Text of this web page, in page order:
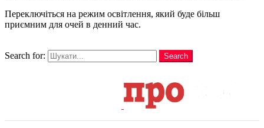
Переключіться на режим освітлення, який буде більш
приємним для очей в денний час.
Search for:
Search